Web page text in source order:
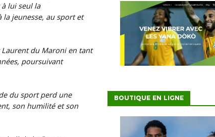
lui seul la
la jeunesse, au sport et
Laurent du Maroni en tant
poursuivant
du sport perd une
son humilité et son
BOUTIQUE EN LIGNE